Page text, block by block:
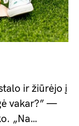
ir žiūrėjo į
vakar?” —
„Na…